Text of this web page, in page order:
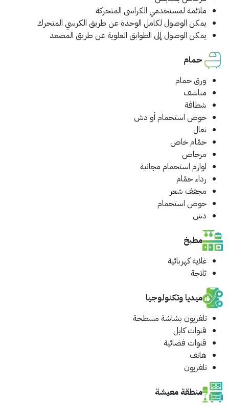
ملائمة لمستخدمي الكراسي المتحركة
يمكن الوصول لكامل الوحدة عن طريق الكرسي المتحرك
يمكن الوصول إلى الطوابق العلوية عن طريق المصعد
حمام
ورق حمام
مناشف
شطافة
حوض استحمام أو دش
نعال
حمّام خاص
مرحاض
لوازم استحمام مجانية
رداء حمّام
مجفف شعر
حوض استحمام
دش
مطبخ
غلاية كهربائية
ثلاجة
ميديا وتكنولوجيا
تلفزيون بشاشة مسطحة
قنوات كابل
قنوات فضائية
هاتف
تلفزيون
منطقة معيشة